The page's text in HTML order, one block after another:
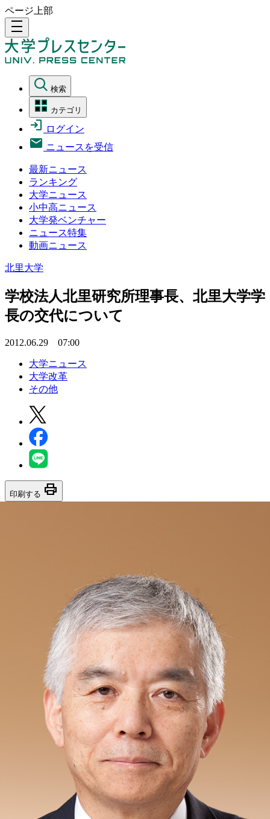
ページ上部
density_medium
検索
カテゴリ
ログイン
ニュースを受信
最新ニュース
ランキング
大学ニュース
小中高ニュース
大学発ベンチャー
ニュース特集
動画ニュース
北里大学
学校法人北里研究所理事長、北里大学学
長の交代について
2012.06.29 07:00
大学ニュース
大学改革
その他
印刷する print